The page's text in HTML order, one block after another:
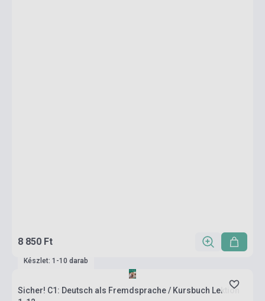
8 850 Ft
Készlet: 1-10 darab
Sicher! C1: Deutsch als Fremdsprache / Kursbuch Lektion